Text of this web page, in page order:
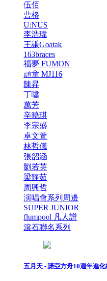
伍佰
曹格
U:NUS
李浩瑋
王謙Goatak
163braces
福夢 FUMON
頑童 MJ116
陳昇
丁噹
萬芳
辛曉琪
李宗盛
卓文萱
林哲儀
張韶涵
劉若英
梁靜茹
周興哲
演唱會系列周邊
SUPER JUNIOR
flumpool 凡人譜
滾石聯名系列
五月天 - 諾亞方舟10週年進